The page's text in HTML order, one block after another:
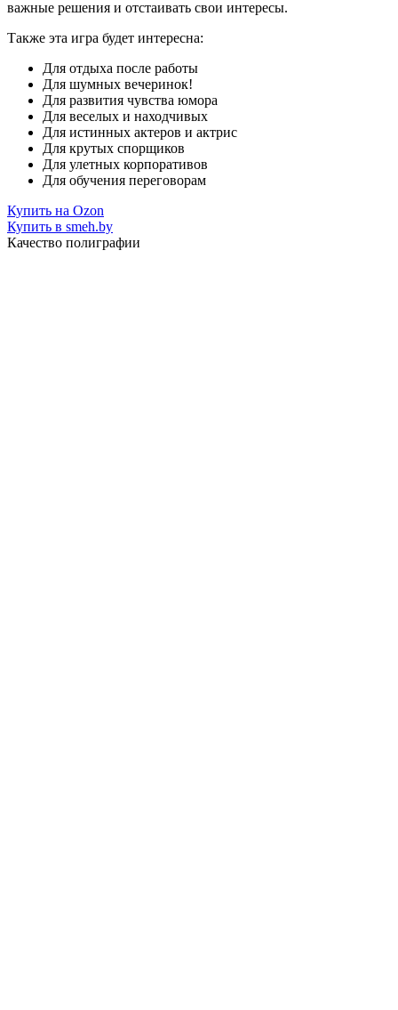
важные решения и отстаивать свои интересы.
Также эта игра будет интересна:
Для отдыха после работы
Для шумных вечеринок!
Для развития чувства юмора
Для веселых и находчивых
Для истинных актеров и актрис
Для крутых спорщиков
Для улетных корпоративов
Для обучения переговорам
Купить на Ozon
Купить в smeh.by
Качество полиграфии